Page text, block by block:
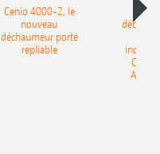
Cenio 4000-2, le
nouveau
déchaumeur porté
repliable